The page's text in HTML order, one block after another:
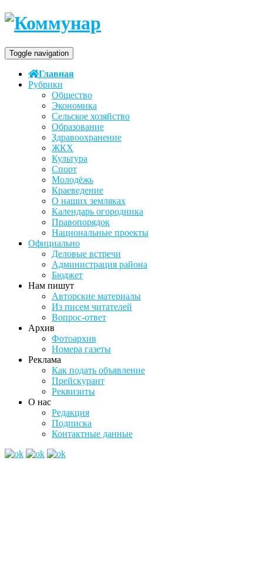
Toggle navigation
Главная
Рубрики
Общество
Экономика
Сельское хозяйство
Образование
Здравоохранение
ЖКХ
Культура
Спорт
Молодёжь
Краеведение
О наших земляках
Календарь огородника
Правопорядок
Национальные проекты
Официально
Деловые встречи
Администрация района
Бюджет
Нам пишут
Авторские материалы
Из писем читателей
Вопрос-ответ
Архив
Фотоархив
Номера газеты
Реклама
Как подать объявление
Прейскурант
Реквизиты
О нас
Редакция
Подписка
Контактные данные